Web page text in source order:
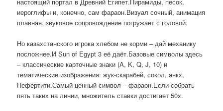
иероглифы и, конечно, сам фараон.Визуал сочный, анимация
плавная, звуковое сопровождение погружает с головой.
Но казахстанского игрока хлебом не корми – дай механику
посложнее.И Sun of Egypt 3 её даёт.Базовые символы здесь
– классические карточные знаки (A, K, Q, J, 10) и
тематические изображения: жук-скарабей, сокол, анкх,
Нефертити.Самый ценный символ – фараон.Если собрать
пять таких на линии, множитель ставки достигает 50x.